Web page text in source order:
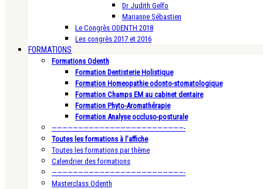
Dr Judith Gelfo
Marianne Sébastien
Le Congrès ODENTH 2018
Les congrès 2017 et 2016
FORMATIONS
Formations Odenth
Formation Dentisterie Holistique
Formation Homeopathie odonto-stomatologique
Formation Champs EM au cabinet dentaire
Formation Phyto-Aromathérapie
Formation Analyse occluso-posturale
—————————————————————————-
Toutes les formations à l’affiche
Toutes les formations par thème
Calendrier des formations
—————————————————————————-
Masterclass Odenth